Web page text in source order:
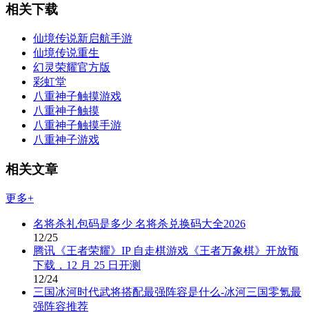
相关下载
仙境传说新启航手游
仙境传说重生
幻灵荣耀官方版
彩虹堂
八重神子触摸游戏
八重神子触摸
八重神子触摸手游
八重神子游戏
相关文章
更多+
名将杀礼包码是多少 名将杀兑换码大全2026
12/25
腾讯《王者荣耀》IP 自走棋游戏《王者万象棋》开放预
下载，12 月 25 日开测
12/24
三国冰河时代武将搭配最强阵容是什么-冰河三国零氪最
强阵容推荐